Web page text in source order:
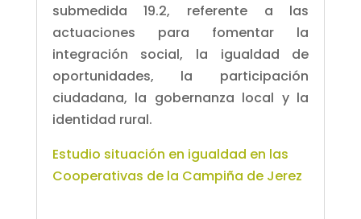
submedida 19.2, referente a las
actuaciones para fomentar la
integración social, la igualdad de
oportunidades, la participación
ciudadana, la gobernanza local y la
identidad rural.
Estudio situación en igualdad en las
Cooperativas de la Campiña de Jerez